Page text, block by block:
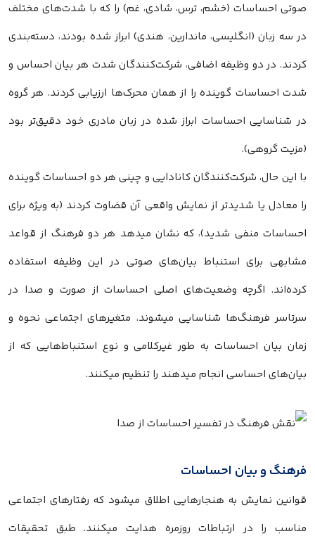
صوتی احساسات (خشم، ترس، شادی، غم) را که با شدت‌های مختلف
در سه زبان (انگلیسی، ماندارین، هندی) ابراز شده بودند، دسته‌بندی
کردند. در دو وظیفه اضافی، شرکت‌کنندگان شدت هر بیان احساس و
شدت احساسات گوینده را از همان محرک‌ها ارزیابی کردند. هر گروه
در شناسایی احساسات ابراز شده در زبان مادری خود دقیق‌تر بود
(مزیت گروهی).
با این حال، شرکت‌کنندگان کانادایی و چینی هر دو احساسات گوینده
را معادل یا شدیدتر از نمایش واقعی آن قضاوت کردند (به ویژه برای
احساسات منفی شدید)، که نشان میدهد هر دو فرهنگ از قواعد
مشابهی برای استنباط بیان‌های صوتی در این وظیفه استفاده
کرده‌اند. اگرچه وضعیت‌های اصلی احساسات از صورت و صدا در
سرتاسر فرهنگ‌ها شناسایی میشوند، متغیرهای اجتماعی نحوه و
زمان بیان احساسات به طور غیرکلامی و نوع استنباط‌هایی که از
بیان‌های احساسی انجام میدهند را تنظیم میکنند.
فرهنگ و بیان احساسات
قوانین نمایش به هنجارهایی اطلاق میشود که رفتارهای اجتماعی
مناسب را در ارتباطات روزمره هدایت میکنند. طبق تحقیقات